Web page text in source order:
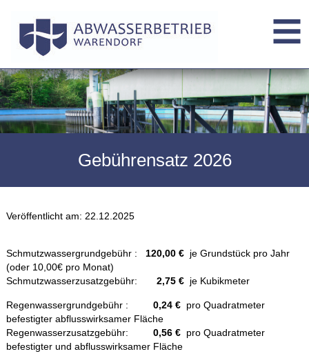
Gebührensatz 2026
Veröffentlicht am: 22.12.2025
Schmutzwassergrundgebühr : 120,00 €je Grundstück pro Jahr
(oder 10,00€ pro Monat)
Schmutzwasserzusatzgebühr: 2,75 €je Kubikmeter
Regenwassergrundgebühr : 0,24 €pro Quadratmeter
befestigter abflusswirksamer Fläche
Regenwasserzusatzgebühr: 0,56 €pro Quadratmeter
befestigter und abflusswirksamer Fläche